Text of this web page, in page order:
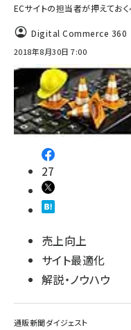
ECサイトの担当者が押えてお
Digital Commerce 360
2018年8月30日 7:00
27
売上向上
サイト最適化
解説・ノウハウ
通販新聞ダイジェスト